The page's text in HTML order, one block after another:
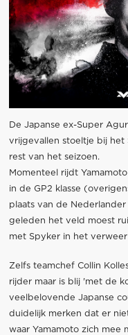
De Japanse ex-Super
vrijgevallen stoeltje bij het
rest van het seizoen.
Momenteel rijdt
in de GP2 klasse
plaats van de
geleden het veld moest
met Spyker in het
Zelfs teamchef Collin
rijder maar is blij 'met de
veelbelovende Japanse
duidelijk merken dat er
waar Yamamoto zich mee